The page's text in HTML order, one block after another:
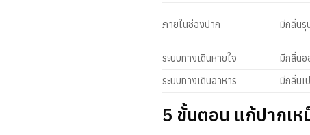
ภายในช่องปาก มีกลิ่นรุ
ระบบทางเดินหายใจ มีกลิ่นอ
ระบบทางเดินอาหาร
มีกลิ่นเ
5 ขั้นตอน แก้ปากเ